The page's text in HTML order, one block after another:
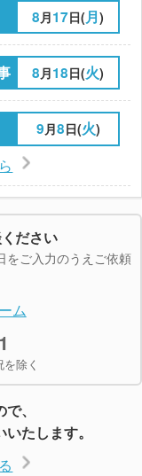
8月17日(月)
8月18日(火)
9月8日(火)
ださい
をご入力のうえご依頼
ム
除く
、
たします。